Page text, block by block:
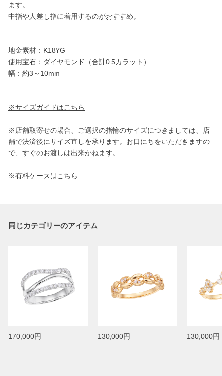
ます。
中指や人差し指に着用するのがおすすめ。
地金素材：K18YG
使用宝石：ダイヤモンド（合計0.5カラット）
幅：約3～10mm
※サイズガイドはこちら
※店舗取寄せの場合、ご選択の指輪のサイズにつきましては、店
舗で決済後にサイズ直しを承ります。お日にちをいただきますの
で、すぐのお渡しは出来かねます。
※有料ケースはこちら
同じカテゴリーのアイテム
170,000円 130,000円 130,000円